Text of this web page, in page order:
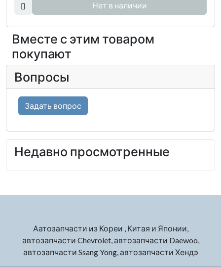
Нет в наличии
Вместе с этим товаром
покупают
Вопросы
Задать вопрос
Недавно просмотренные
Аатозапчасти из Кореи , Китая и Японии,
автозапчасти Chevrolet, автозапчасти Daewoo,
автозапчасти Ssang Yong, автозапчасти Хендэ